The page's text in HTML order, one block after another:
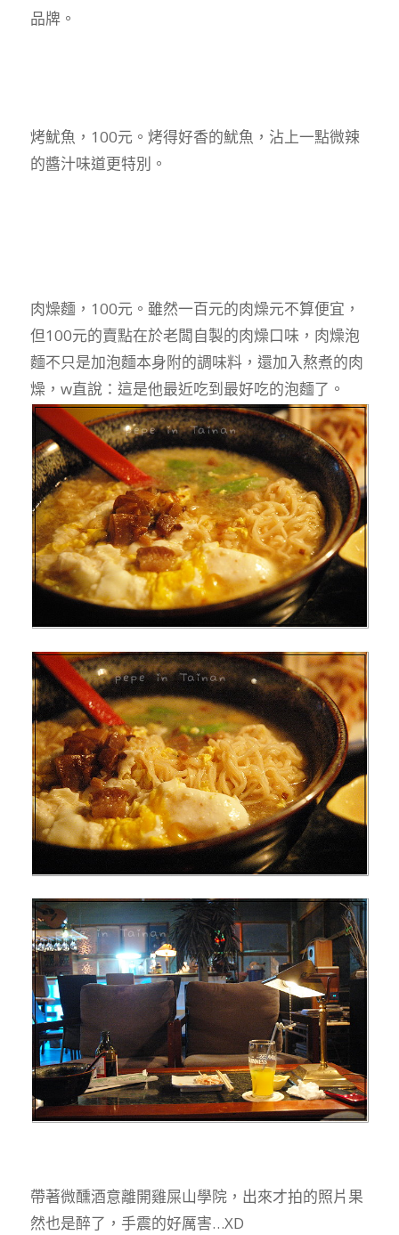
品牌。
烤魷魚，100元。烤得好香的魷魚，沾上一點微辣
的醬汁味道更特別。
肉燥麵，100元。雖然一百元的肉燥元不算便宜，
但100元的賣點在於老闆自製的肉燥口味，肉燥泡
麵不只是加泡麵本身附的調味料，還加入熬煮的肉
燥，w直說：這是他最近吃到最好吃的泡麵了。
帶著微醺酒意離開雞屎山學院，出來才拍的照片果
然也是醉了，手震的好厲害…XD